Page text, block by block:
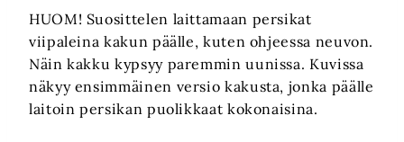
HUOM! Suosittelen laittamaan persikat
viipaleina kakun päälle, kuten ohjeessa neuvon.
Näin kakku kypsyy paremmin uunissa. Kuvissa
näkyy ensimmäinen versio kakusta, jonka päälle
laitoin persikan puolikkaat kokonaisina.